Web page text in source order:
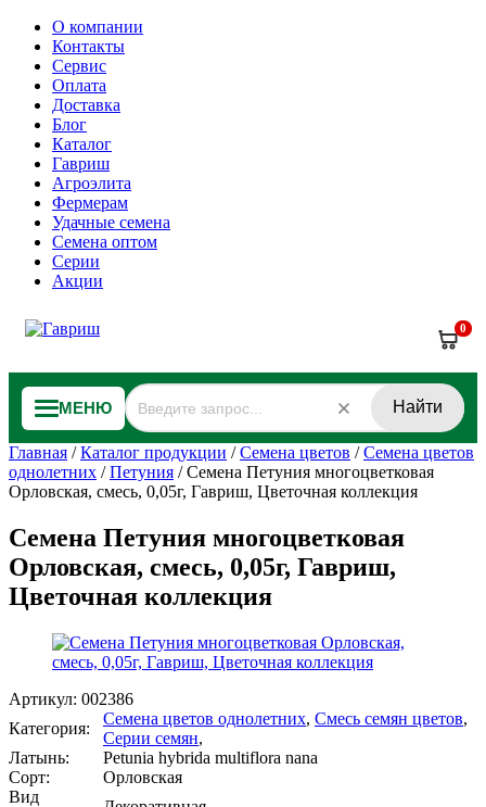
О компании
Контакты
Сервис
Оплата
Доставка
Блог
Каталог
Гавриш
Агроэлита
Фермерам
Удачные семена
Семена оптом
Серии
Акции
0
МЕНЮ Найти
Главная /Каталог продукции /Семена цветов /Семена цветов
однолетних /Петуния /Семена Петуния многоцветковая
Орловская, смесь, 0,05г, Гавриш, Цветочная коллекция
Семена Петуния многоцветковая
Орловская, смесь, 0,05г, Гавриш,
Цветочная коллекция
Артикул: 002386
Категория:
Семена цветов однолетних, Смесь семян цветов,
Серии семян,
Латынь:
Petunia hybrida multiflora nana
Сорт:
Орловская
Вид